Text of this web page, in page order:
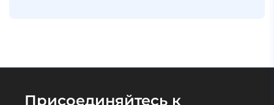
Присоединяйтесь к